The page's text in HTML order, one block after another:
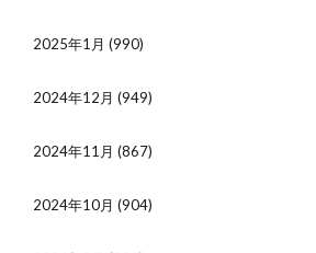
2025年1月 (990)
2024年12月 (949)
2024年11月 (867)
2024年10月 (904)